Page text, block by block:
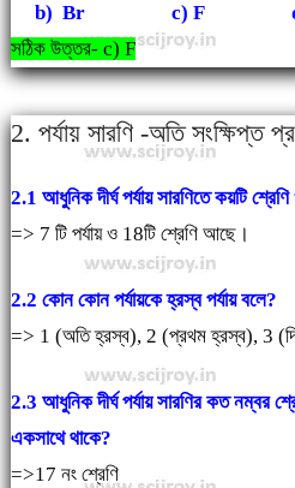
b) Br c) F
সঠিক উত্তর- c) F
2. পর্যায় সারণি -অতি সংক্ষিপ্ত
2.1 আধুনিক দীর্ঘ পর্যায় সারণিতে কয়টি
=> 7 টি পর্যায় ও 18টি শ্রেণি আছে।
2.2 কোন কোন পর্যায়কে হ্রস্ব পর্যায় বলে?
=> 1 (অতি হ্রস্ব), 2 (প্রথম হ্রস্ব), 3
2.3 আধুনিক দীর্ঘ পর্যায় সারণির কত নম্বর
একসাথে থাকে?
=>17 নং শ্রেণি